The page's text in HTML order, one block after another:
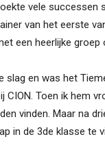
vele successen
van het eerste
een heerlijke groep
slag en was het
CION. Toen ik hem
vinden. Maar na
in de 3de klasse te